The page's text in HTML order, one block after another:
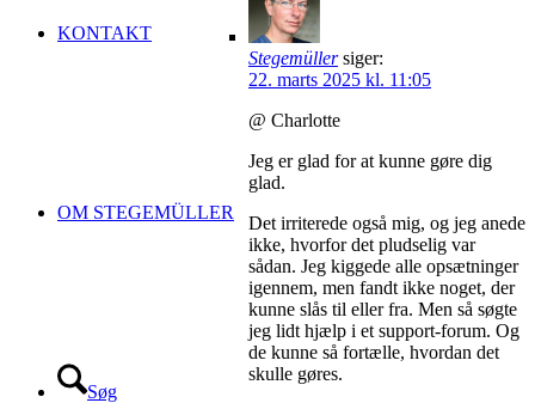
KONTAKT
OM STEGEMÜLLER
Søg
Stegemüller siger:
22. marts 2025 kl. 11:05
@ Charlotte
Jeg er glad for at kunne gøre dig
glad.
Det irriterede også mig, og jeg anede
ikke, hvorfor det pludselig var
sådan. Jeg kiggede alle opsætninger
igennem, men fandt ikke noget, der
kunne slås til eller fra. Men så søgte
jeg lidt hjælp i et support-forum. Og
de kunne så fortælle, hvordan det
skulle gøres.